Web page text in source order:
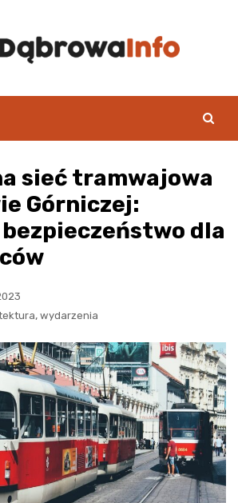
sieć tramwajowa
Górniczej:
dla
, wydarzenia